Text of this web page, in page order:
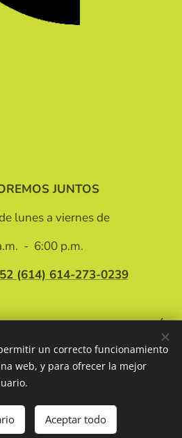
JUNTOS
lunes a viernes de
- 6:00 p.m.
(614) 614-273-0239
INFORMACIÓN
Privacy policy
Terms and conditions
Libres Cookies
un correcto funcionamiento
web, y para ofrecer la mejor
Aceptar todo